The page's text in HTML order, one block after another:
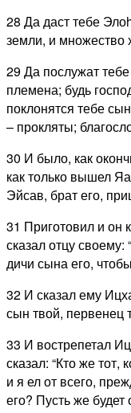
28 Да даст тебе
земли, и множество
29 Да послужат
племена; будь
поклонятся тебе
– прокляты;
30 И было, как
как только вышел
Эйсав, брат его,
31 Приготовил и он
сказал отцу своему:
дичи сына его,
32 И сказал ему
сын твой, первенец
33 И вострепетал
сказал: “Кто же
и я ел от всего,
его? Пусть же будет